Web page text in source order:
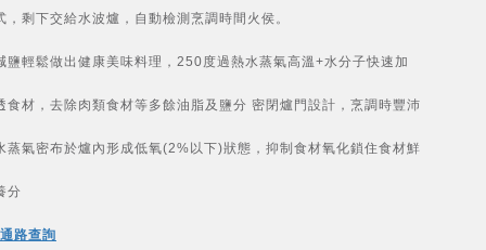
，剩下交給水波爐，自動檢測烹調時間火侯。
鹽輕鬆做出健康美味料理，250度過熱水蒸氣高溫+水分子快速加
食材，去除肉類食材等多餘油脂及鹽分 密閉爐門設計，烹調時豐沛
蒸氣密布於爐內形成低氧(2%以下)狀態，抑制食材氧化鎖住食材鮮
分
路查詢